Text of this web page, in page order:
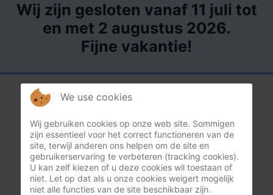
Wij zijn gesloten vanaf 11 juli tot
en met 2 augustus 2026.
Fijne vakantie!
Heppensesteenweg 57
3945 Ham
+32 11 18 21 21
We use cookies
Wij gebruiken cookies op onze web site. Sommigen
zijn essentieel voor het correct functioneren van de
site, terwijl anderen ons helpen om de site en
gebruikerservaring te verbeteren (tracking cookies).
U kan zelf kiezen of u deze cookies wil toestaan of
niet. Let op dat als u onze cookies weigert mogelijk
niet alle functies van de site beschikbaar zijn.